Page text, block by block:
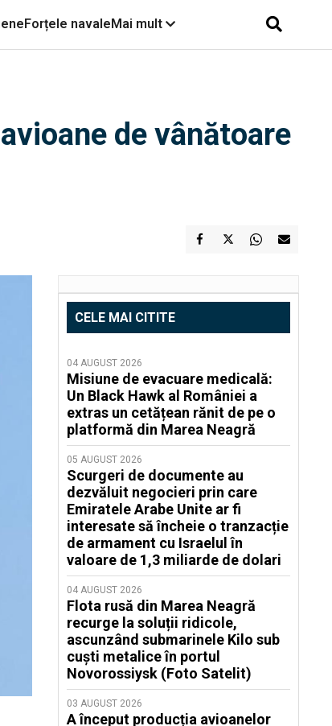
Forțele navaleMai mult
de vânătoare
CELE MAI CITITE
04 AUGUST 2026
Misiune de evacuare medicală:
Un Black Hawk al României a
extras un cetățean rănit de pe o
platformă din Marea Neagră
05 AUGUST 2026
Scurgeri de documente au
dezvăluit negocieri prin care
Emiratele Arabe Unite ar fi
interesate să încheie o tranzacție
de armament cu Israelul în
valoare de 1,3 miliarde de dolari
04 AUGUST 2026
Flota rusă din Marea Neagră
recurge la soluții ridicole,
ascunzând submarinele Kilo sub
cuști metalice în portul
Novorossiysk (Foto Satelit)
03 AUGUST 2026
A început producția avioanelor